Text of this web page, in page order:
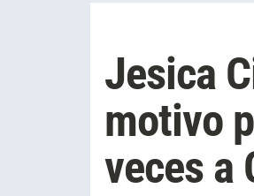
Jesica
motivo
veces a